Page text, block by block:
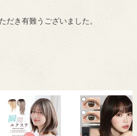
だき有難うございました。